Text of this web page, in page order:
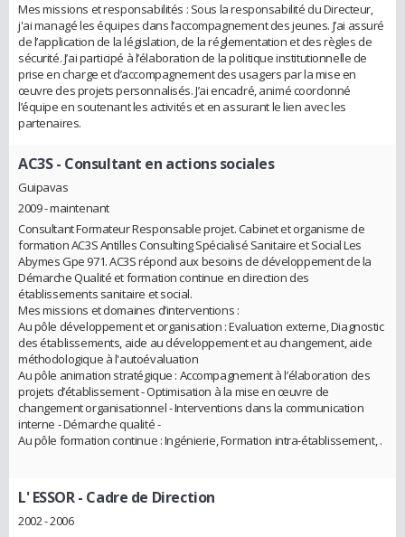
Mes missions et responsabilités : Sous la responsabilité du Directeur,
j'ai managé les équipes dans l’accompagnement des jeunes. J’ai assuré
de l’application de la législation, de la réglementation et des règles de
sécurité. J’ai participé à l’élaboration de la politique institutionnelle de
prise en charge et d’accompagnement des usagers par la mise en
œuvre des projets personnalisés. J’ai encadré, animé coordonné
l’équipe en soutenant les activités et en assurant le lien avec les
partenaires.
AC3S- Consultant en actions sociales
Guipavas
2009 - maintenant
Consultant Formateur Responsable projet. Cabinet et organisme de
formation AC3S Antilles Consulting Spécialisé Sanitaire et Social Les
Abymes Gpe 971. AC3S répond aux besoins de développement de la
Démarche Qualité et formation continue en direction des
établissements sanitaire et social.
Mes missions et domaines d’interventions :
Au pôle développement et organisation : Evaluation externe, Diagnostic
des établissements, aide au développement et au changement, aide
méthodologique à l'autoévaluation
Au pôle animation stratégique : Accompagnement à l’élaboration des
projets d’établissement - Optimisation à la mise en œuvre de
changement organisationnel - Interventions dans la communication
interne - Démarche qualité -
Au pôle formation continue : Ingénierie, Formation intra-établissement, .
L' ESSOR- Cadre de Direction
2002 - 2006